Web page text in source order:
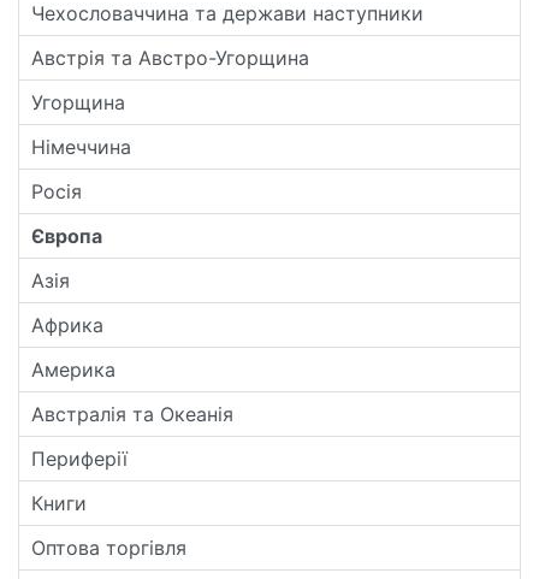
Чехословаччина та держави наступники
Австрія та Австро-Угорщина
Угорщина
Німеччина
Росія
Європа
Азія
Африка
Америка
Австралія та Океанія
Периферії
Книги
Оптова торгівля